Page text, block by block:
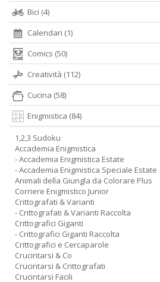
Bici (4)
Calendari (1)
Comics (50)
Creatività (112)
Cucina (58)
Enigmistica (84)
1,2,3 Sudoku
Accademia Enigmistica
- Accademia Enigmistica Estate
- Accademia Enigmistica Speciale Estate
Animali della Giungla da Colorare Plus
Corriere Enigmistico Junior
Crittografati & Varianti
- Crittografati & Varianti Raccolta
Crittografici Giganti
- Crittografici Giganti Raccolta
Crittografici e Cercaparole
Crucintarsi & Co
Crucintarsi & Crittografati
Crucintarsi Facili